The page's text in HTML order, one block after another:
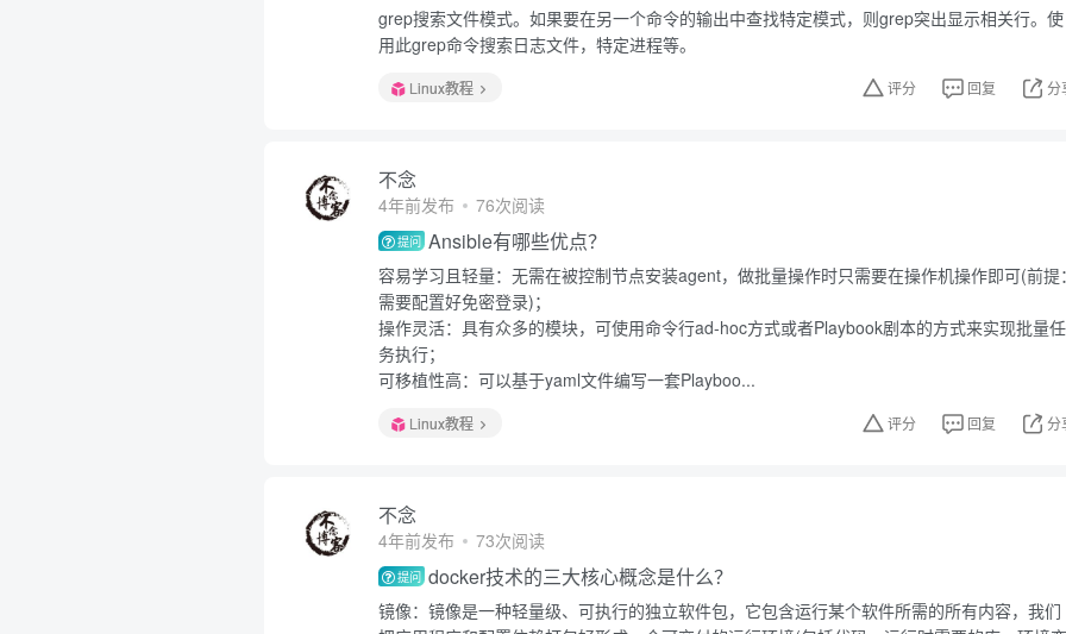
grep搜索文件模式。如果要在另一个命令的输出中查找特定模式，则grep突出显示相关行。使
用此grep命令搜索日志文件，特定进程等。
Linux教程 评分 回复 分
不念
4年前发布 76次阅读
提问 Ansible有哪些优点？
容易学习且轻量：无需在被控制节点安装agent，做批量操作时只需要在操作机操作即可(前提
需要配置好免密登录)；
操作灵活：具有众多的模块，可使用命令行ad-hoc方式或者Playbook剧本的方式来实现批量任
务执行；
可移植性高：可以基于yaml文件编写一套Playboo...
Linux教程 评分 回复 分
不念
4年前发布 73次阅读
提问 docker技术的三大核心概念是什么？
镜像：镜像是一种轻量级、可执行的独立软件包，它包含运行某个软件所需的所有内容，我们